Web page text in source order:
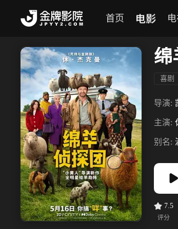
首页 电影
绵
喜剧
导演:
主演:
别名:
7.5
评分